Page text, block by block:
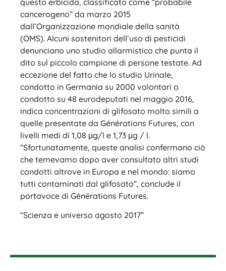
questo erbicida, classificato come “probabile
cancerogeno” da marzo 2015
dall’Organizzazione mondiale della sanità
(OMS). Alcuni sostenitori dell’uso di pesticidi
denunciano uno studio allarmistico che punta il
dito sul piccolo campione di persone testate. Ad
eccezione del fatto che lo studio Urinale,
condotto in Germania su 2000 volontari o
condotto su 48 eurodeputati nel maggio 2016,
indica concentrazioni di glifosato molto simili a
quelle presentate da Générations Futures, con
livelli medi di 1,08 μg/l e 1,73 μg / l.
“Sfortunatamente, queste analisi confermano ciò
che temevamo dopo aver consultato altri studi
condotti altrove in Europa e nel mondo: siamo
tutti contaminati dal glifosato”, conclude il
portavoce di Générations Futures.
“Scienza e universo agosto 2017”